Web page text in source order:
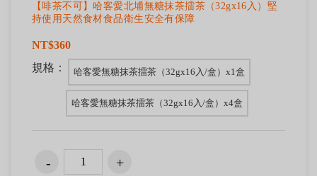
【啡茶不可】哈客愛北埔無糖抹茶擂茶（32gx16入）堅
持使用天然食材食品衛生安全有保障
NT$360
規格：
哈客愛無糖抹茶擂茶（32gx16入/盒）x1盒
哈客愛無糖抹茶擂茶（32gx16入/盒）x4盒